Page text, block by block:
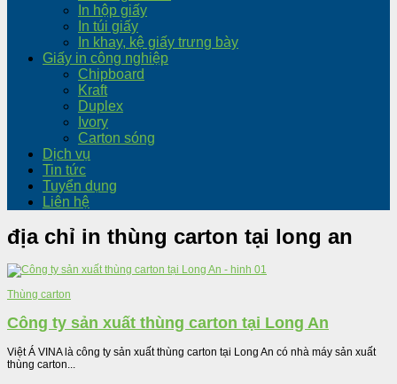
In hộp giấy
In túi giấy
In khay, kệ giấy trưng bày
Giấy in công nghiệp
Chipboard
Kraft
Duplex
Ivory
Carton sóng
Dịch vụ
Tin tức
Tuyển dụng
Liên hệ
địa chỉ in thùng carton tại long an
Thùng carton
Công ty sản xuất thùng carton tại Long An
Việt Á VINA là công ty sản xuất thùng carton tại Long An có nhà máy sản xuất
thùng carton...